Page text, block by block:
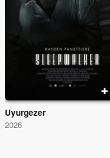
Uyurgezer
2026